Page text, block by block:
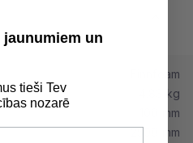
Finnfoam
4.83 kg
100 mm
2500 mm
un
tieši Tev
nozarē